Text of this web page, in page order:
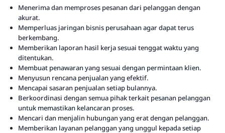
Menerima dan memproses pesanan dari pelanggan dengan
akurat.
Memperluas jaringan bisnis perusahaan agar dapat terus
berkembang.
Memberikan laporan hasil kerja sesuai tenggat waktu yang
ditentukan.
Membuat penawaran yang sesuai dengan permintaan klien.
Menyusun rencana penjualan yang efektif.
Mencapai sasaran penjualan setiap bulannya.
Berkoordinasi dengan semua pihak terkait pesanan pelanggan
untuk memastikan kelancaran proses.
Mencari dan menjalin hubungan yang erat dengan pelanggan.
Memberikan layanan pelanggan yang unggul kepada setiap